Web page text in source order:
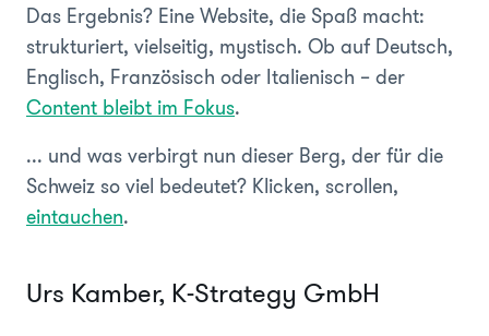
Das Ergebnis? Eine Website, die Spaß macht:
strukturiert, vielseitig, mystisch. Ob auf Deutsch,
Englisch, Französisch oder Italienisch – der
Content bleibt im Fokus.
... und was verbirgt nun dieser Berg, der für die
Schweiz so viel bedeutet? Klicken, scrollen,
eintauchen.
Urs Kamber, K-Strategy GmbH